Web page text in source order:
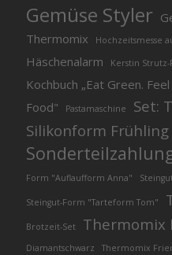
Gemüse Styler
Thermomix
Hochzeitsmesse
Häschenalarm Kerstin Strutz-
Kochbuch „Eat Green. Feel
Food"
Pastamaschine
Set:
Silikonform Frühling
Form "Auflaufform Anna"
Steingut-Form "Tarteform Tom"
Brotzeit-Set Thermomix
Diamantschwarz
Thermomix